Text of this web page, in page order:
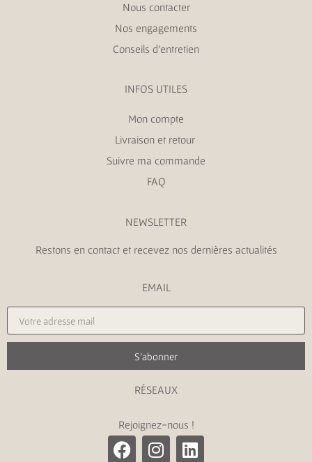
Nous contacter
Nos engagements
Conseils d’entretien
INFOS UTILES
Mon compte
Livraison et retour
Suivre ma commande
FAQ
NEWSLETTER
Restons en contact et recevez nos dernières actualités
EMAIL
S'abonner
RÉSEAUX
Rejoignez-nous !